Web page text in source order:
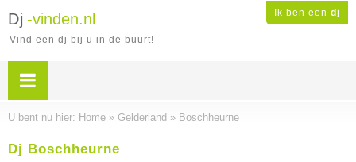
Ik ben een dj
Dj -vinden.nl
Vind een dj bij u in de buurt!
U bent nu hier: Home » Gelderland » Boschheurne
Dj Boschheurne